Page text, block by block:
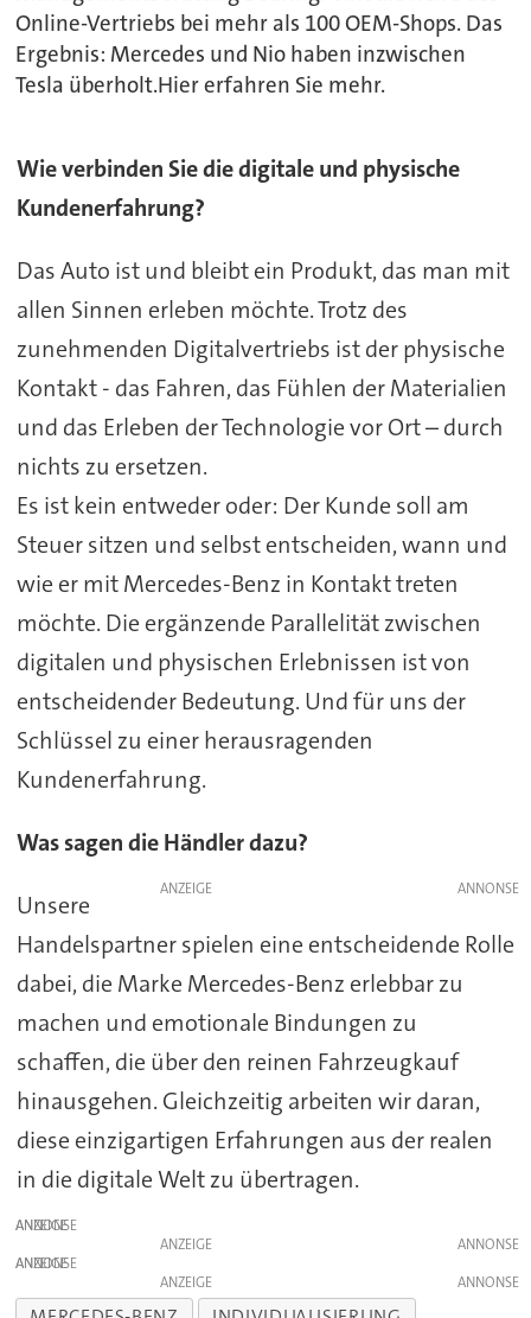
Online-Vertriebs bei mehr als 100 OEM-Shops. Das
Ergebnis: Mercedes und Nio haben inzwischen
Tesla überholt.Hier erfahren Sie mehr.
Wie verbinden Sie die digitale und physische
Kundenerfahrung?
Das Auto ist und bleibt ein Produkt, das man mit
allen Sinnen erleben möchte. Trotz des
zunehmenden Digitalvertriebs ist der physische
Kontakt - das Fahren, das Fühlen der Materialien
und das Erleben der Technologie vor Ort – durch
nichts zu ersetzen.
Es ist kein entweder oder: Der Kunde soll am
Steuer sitzen und selbst entscheiden, wann und
wie er mit Mercedes-Benz in Kontakt treten
möchte. Die ergänzende Parallelität zwischen
digitalen und physischen Erlebnissen ist von
entscheidender Bedeutung. Und für uns der
Schlüssel zu einer herausragenden
Kundenerfahrung.
Was sagen die Händler dazu?
ANZEIGE
Unsere
Handelspartner spielen eine entscheidende Rolle
dabei, die Marke Mercedes-Benz erlebbar zu
machen und emotionale Bindungen zu
schaffen, die über den reinen Fahrzeugkauf
hinausgehen. Gleichzeitig arbeiten wir daran,
diese einzigartigen Erfahrungen aus der realen
in die digitale Welt zu übertragen.
ANZEIGE
ANZEIGE
ANZEIGE
ANZEIGE